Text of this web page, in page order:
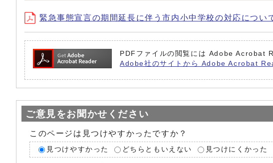
緊急事態宣言の期間延長に伴う市内小中学校の対応につい
PDFファイルの閲覧には Adobe Acrobat
Adobe社のサイトから Adobe Acrobat
ご意見をお聞かせください
このページは見つけやすかったですか？
見つけやすかった どちらともいえない 見つけにくかった